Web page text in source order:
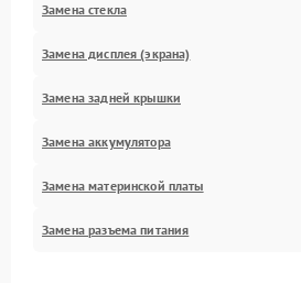
Замена стекла
Замена дисплея (экрана)
Замена задней крышки
Замена аккумулятора
Замена материнской платы
Замена разъема питания